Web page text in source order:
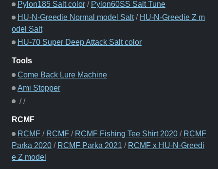
Pylon185 Salt color / Pylon60SS Salt Tune
HU-N-Greedie Normal model Salt/ HU-N-Greedie Z m
odel Salt
HU-70 Super Deep Attack Salt color
Tools
Come Back Lure Machine
Ami Stopper
//
RCMF
RCMF / RCMF / RCMF Fishing Tee Shirt 2020 / RCMF
Parka 2020 / RCMF Parka 2021 / RCMF x HU-N-Greedi
e Z model